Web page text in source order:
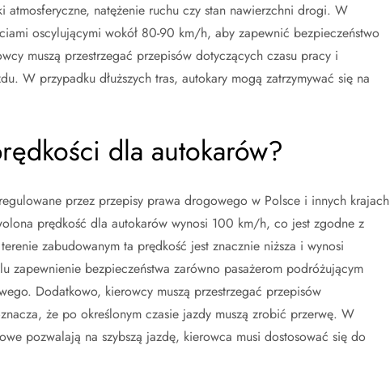
natężenie ruchu czy stan nawierzchni drogi. W
oscylującymi wokół 80-90 km/h, aby zapewnić bezpieczeństwo
muszą przestrzegać przepisów dotyczących czasu pracy i
W przypadku dłuższych tras, autokary mogą zatrzymywać się na
dla autokarów?
przez przepisy prawa drogowego w Polsce i innych krajach
prędkość dla autokarów wynosi 100 km/h, co jest zgodne z
zabudowanym ta prędkość jest znacznie niższa i wynosi
bezpieczeństwa zarówno pasażerom podróżującym
Dodatkowo, kierowcy muszą przestrzegać przepisów
że po określonym czasie jazdy muszą zrobić przerwę. W
pozwalają na szybszą jazdę, kierowca musi dostosować się do